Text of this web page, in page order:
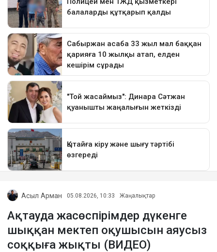
Асыл Арман 05.08.2026, 10:33 Жаңалықтар
Ақтауда жасөспірімдер дүкенге
шыққан мектеп оқушысын аяусыз
соққыға жықты (ВИДЕО)